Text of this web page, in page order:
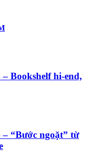
Bookshelf hi-end,
“Bước ngoặt” từ